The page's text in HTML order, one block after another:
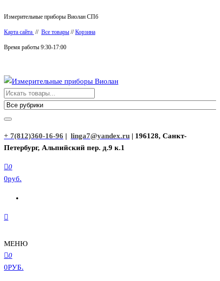
к
содержимому
Измерительные приборы Виолан СПб
Карта сайта // Все товары //Корзина
Время работы 9:30-17:00
Измерительные приборы Виолан
+ 7(812)360-16-96 | linga7@yandex.ru | 196128, Санкт-
Петербург, Альпийский пер. д.9 к.1
0
0руб.
МЕНЮ
0
0РУБ.